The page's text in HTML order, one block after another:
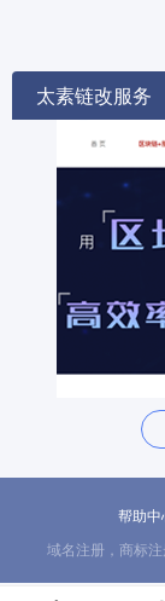
太素链改服务
帮助中
域名注册，商标